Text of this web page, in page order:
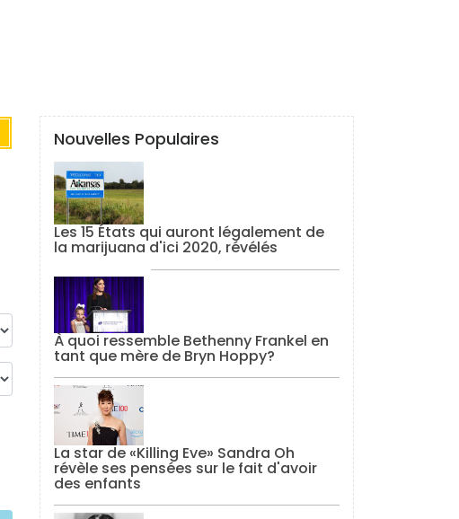
Nouvelles Populaires
Les 15 États qui auront légalement de
la marijuana d'ici 2020, révélés
À quoi ressemble Bethenny Frankel en
tant que mère de Bryn Hoppy?
La star de «Killing Eve» Sandra Oh
révèle ses pensées sur le fait d'avoir
des enfants